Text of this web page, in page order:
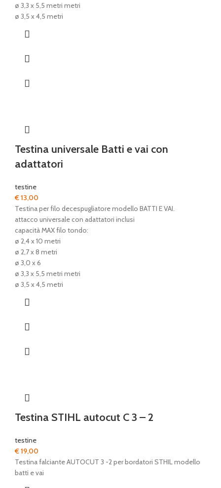
ø 3,3 x 5,5 metri metri
ø 3,5 x 4,5 metri
Testina universale Batti e vai con
adattatori
testine
€13,00
Testina per filo decespugliatore modello BATTI E VAI.
attacco universale con adattatori inclusi
capacità MAX filo tondo:
ø 2,4 x 10 metri
ø 2,7 x 8 metri
ø 3,0 x 6
ø 3,3 x 5,5 metri metri
ø 3,5 x 4,5 metri
Testina STIHL autocut C 3 – 2
testine
€19,00
Testina falciante AUTOCUT 3 -2 per bordatori STHIL modello
batti e vai